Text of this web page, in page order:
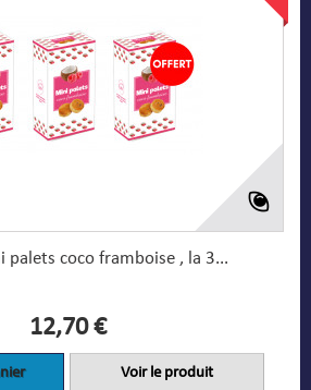
palets coco framboise , la 3...
12,70 €
Voir le produit